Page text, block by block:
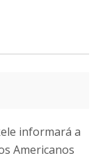
informará a
Americanos